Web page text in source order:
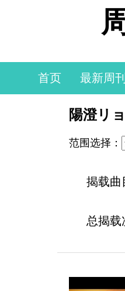
首页 最新周刊
陽澄リ
范围选择：
揭载曲
总揭载